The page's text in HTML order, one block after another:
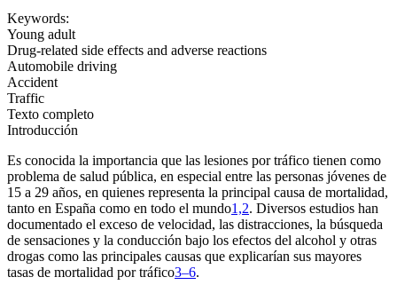
Keywords:
Young adult
Drug-related side effects and adverse reactions
Automobile driving
Accident
Traffic
Texto completo
Introducción
Es conocida la importancia que las lesiones por tráfico tienen como
problema de salud pública, en especial entre las personas jóvenes de
15 a 29 años, en quienes representa la principal causa de mortalidad,
tanto en España como en todo el mundo1,2. Diversos estudios han
documentado el exceso de velocidad, las distracciones, la búsqueda
de sensaciones y la conducción bajo los efectos del alcohol y otras
drogas como las principales causas que explicarían sus mayores
tasas de mortalidad por tráfico3–6.